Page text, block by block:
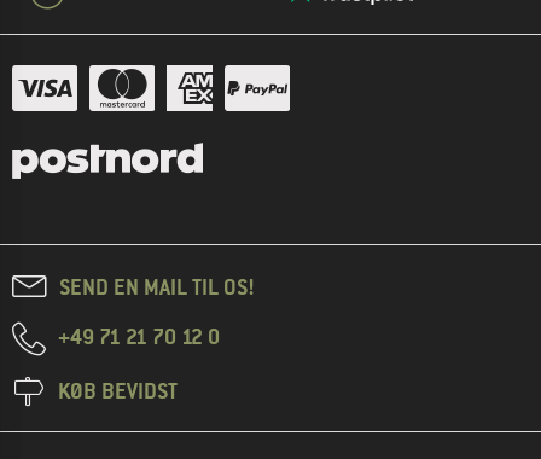
SEND EN MAIL TIL OS!
+49 71 21 70 12 0
KØB BEVIDST